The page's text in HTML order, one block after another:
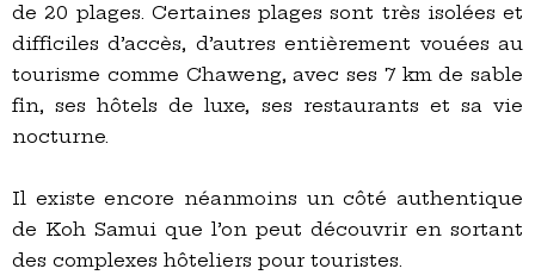
de 20 plages. Certaines plages sont très isolées et
difficiles d’accès, d’autres entièrement vouées au
tourisme comme Chaweng, avec ses 7 km de sable
fin, ses hôtels de luxe, ses restaurants et sa vie
nocturne.
Il existe encore néanmoins un côté authentique
de Koh Samui que l’on peut découvrir en sortant
des complexes hôteliers pour touristes.